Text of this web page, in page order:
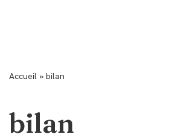
Accueil » bilan
bilan